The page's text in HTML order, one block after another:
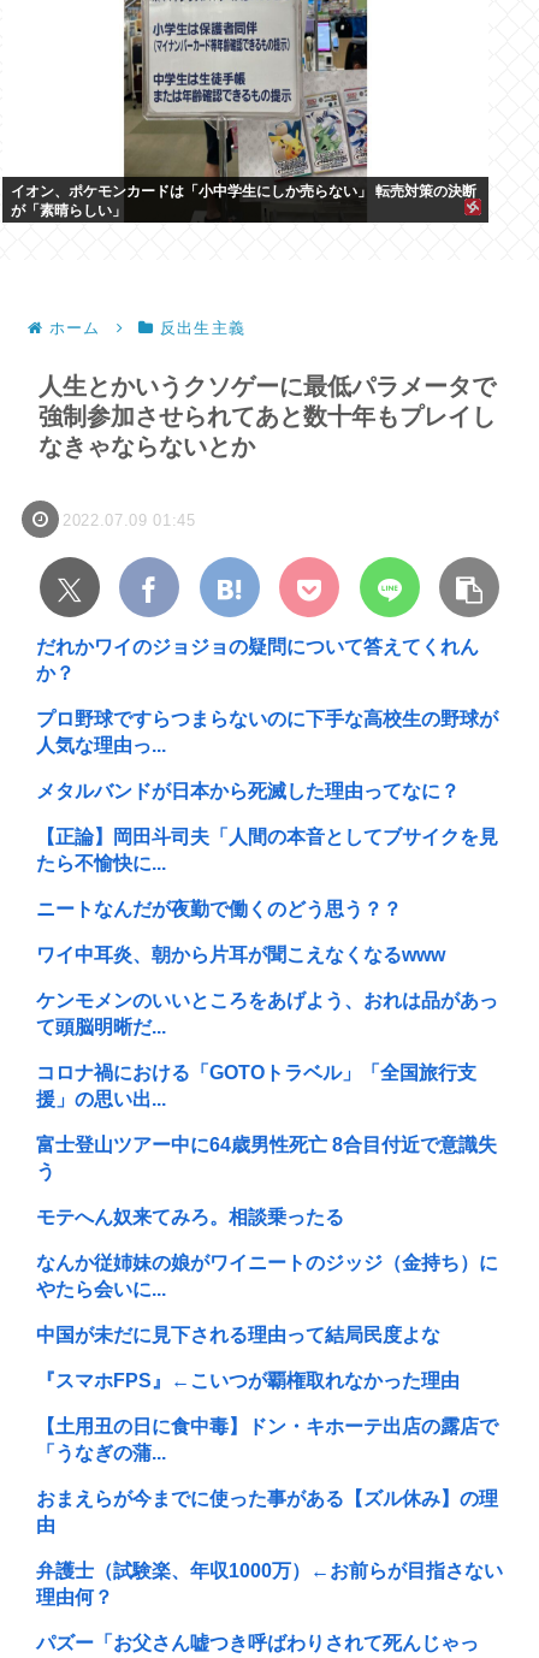
イオン、ポケモンカードは「小中学生にしか売らない」 転売対策の決断
が「素晴らしい」
ホーム 反出生主義
人生とかいうクソゲーに最低パラメータで
強制参加させられてあと数十年もプレイし
なきゃならないとか
2022.07.09 01:45
だれかワイのジョジョの疑問について答えてくれん
か？
プロ野球ですらつまらないのに下手な高校生の野球が
人気な理由っ...
メタルバンドが日本から死滅した理由ってなに？
【正論】岡田斗司夫「人間の本音としてブサイクを見
たら不愉快に...
ニートなんだが夜勤で働くのどう思う？？
ワイ中耳炎、朝から片耳が聞こえなくなるwww
ケンモメンのいいところをあげよう、おれは品があっ
て頭脳明晰だ...
コロナ禍における「GOTOトラベル」「全国旅行支
援」の思い出...
富士登山ツアー中に64歳男性死亡 8合目付近で意識失
う
モテへん奴来てみろ。相談乗ったる
なんか従姉妹の娘がワイニートのジッジ（金持ち）に
やたら会いに...
中国が未だに見下される理由って結局民度よな
『スマホFPS』←こいつが覇権取れなかった理由
【土用丑の日に食中毒】ドン・キホーテ出店の露店で
「うなぎの蒲...
おまえらが今までに使った事がある【ズル休み】の理
由
弁護士（試験楽、年収1000万）←お前らが目指さない
理由何？
パズー「お父さん嘘つき呼ばわりされて死んじゃっ